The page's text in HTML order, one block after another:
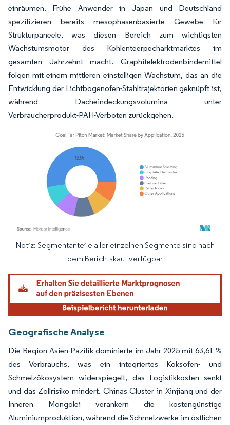
einräumen. Frühe Anwender in Japan und Deutschland
spezifizieren bereits mesophasenbasierte Gewebe für
Strukturpaneele, was diesen Bereich zum wichtigsten
Wachstumsmotor des Kohlenteerpecharktmarktes im
gesamten Jahrzehnt macht. Graphitelektrodenbindemittel
folgen mit einem mittleren einstelligen Wachstum, das an die
Entwicklung der Lichtbogenofen-Stahltrajektorien geknüpft ist,
während Dacheindeckungsvolumina unter
Verbraucherprodukt-PAH-Verboten zurückgehen.
Bild © Mordor Intelligence. Wiederverwendung erfordert Namensnennung
Notiz: Segmentanteile aller einzelnen Segmente sind nach
dem Berichtskauf verfügbar
Geografische Analyse
Die Region Asien-Pazifik dominierte im Jahr 2025 mit 63,61 %
des Verbrauchs, was ein integriertes Koksofen- und
Schmelzökosystem widerspiegelt, das Logistikkosten senkt
und das Zollrisiko mindert. Chinas Cluster in Xinjiang und der
Inneren Mongolei verankern die kostengünstige
Aluminiumproduktion, während die Schmelzwerke im östlichen